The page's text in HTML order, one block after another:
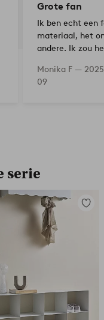
Grote fan
Ik ben echt een
materiaal, het
andere. Ik zou
Monika F —
09
serie